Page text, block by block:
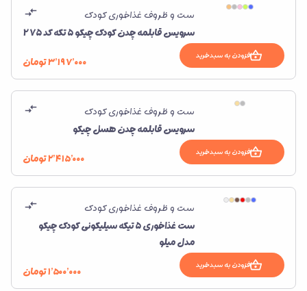
ست و ظروف غذاخوری کودک
سرویس قابلمه چدن کودک چیکو 5 تکه کد 275
افزودن به سبدخرید ۳٬۱۹۷٬۰۰۰تومان
ست و ظروف غذاخوری کودک
سرویس قابلمه چدن هسل چیکو
افزودن به سبدخرید ۲٬۴۱۵٬۰۰۰تومان
ست و ظروف غذاخوری کودک
ست غذاخوری 5 تیکه سیلیکونی کودک چیکو
مدل میلو
افزودن به سبدخرید ۱٬۵۰۰٬۰۰۰تومان